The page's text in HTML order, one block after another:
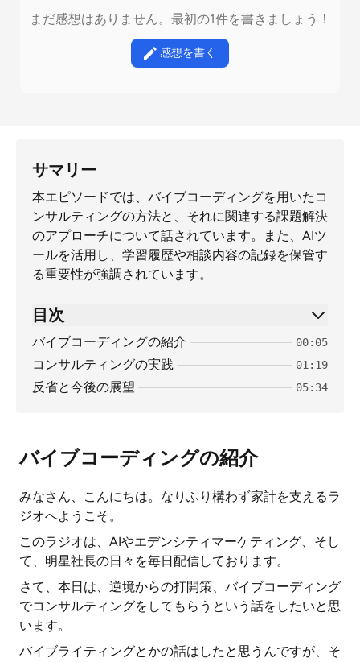
まだ感想はありません。最初の1件を書きましょう！
感想を書く
サマリー
本エピソードでは、バイブコーディングを用いたコ
ンサルティングの方法と、それに関連する課題解決
のアプローチについて話されています。また、AIツ
ールを活用し、学習履歴や相談内容の記録を保管す
る重要性が強調されています。
目次
バイブコーディングの紹介 00:05
コンサルティングの実践 01:19
反省と今後の展望 05:34
バイブコーディングの紹介
みなさん、こんにちは。なりふり構わず家計を支えるラ
ジオへようこそ。
このラジオは、AIやエデンシティマーケティング、そし
て、明星社長の日々を毎日配信しております。
さて、本日は、逆境からの打開策、バイブコーディング
でコンサルティングをしてもらうという話をしたいと思
います。
バイブライティングとかの話はしたと思うんですが、そ